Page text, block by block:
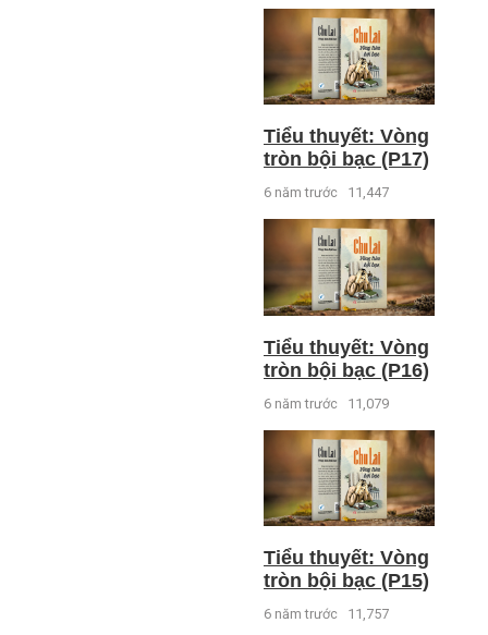
Tiểu thuyết: Vòng
tròn bội bạc (P17)
6 năm trước 11,447
Tiểu thuyết: Vòng
tròn bội bạc (P16)
6 năm trước 11,079
Tiểu thuyết: Vòng
tròn bội bạc (P15)
6 năm trước 11,757